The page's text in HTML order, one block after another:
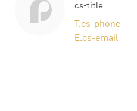
cs-title
T.cs-phone
E.cs-email